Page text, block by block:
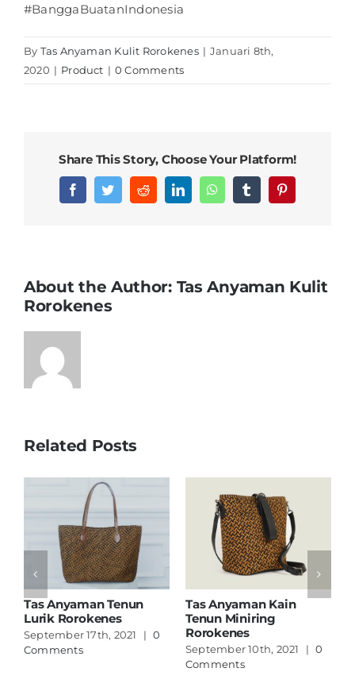
#BanggaBuatanIndonesia
By Tas Anyaman Kulit Rorokenes | Januari 8th,
2020 | Product | 0 Comments
Share This Story, Choose Your Platform!
FacebookTwitterRedditLinkedInWhatsAppTumblrPinterest
About the Author: Tas Anyaman Kulit
Rorokenes
Related Posts
Tas Anyaman Tenun
Lurik Rorokenes
September 17th, 2021 | 0
Comments
Tas Anyaman Kain
Tenun Miniring
Rorokenes
September 10th, 2021 | 0
Comments